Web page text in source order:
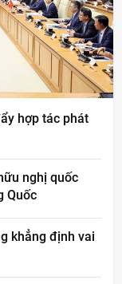
hợp tác phát
nghị quốc
Quốc
khẳng định vai